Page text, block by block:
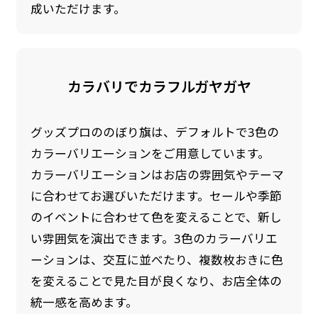
成いただけます。
カラバリでカラフルガヤガヤ
グッズプロののぼり旗は、デフォルトで3色の
カラーバリエーションをご用意しています。
カラーバリエーションはお店の雰囲気やテーマ
に合わせてお選びいただけます。セールや季節
のイベントに合わせて色を変えることで、新し
い雰囲気を演出できます。3色のカラーバリエ
ーションは、交互に並べたり、複数枚おきに色
を変えることで見た目が良くなり、お店全体の
統一感を高めます。